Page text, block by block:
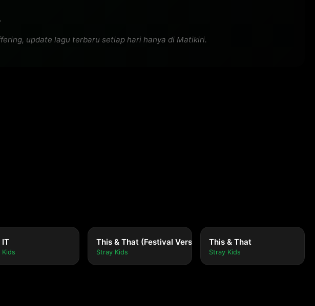
update lagu terbaru setiap hari hanya di Matikiri.
IT
Kids
This & That (Festival Version)
Stray Kids
This & That
Stray Kids